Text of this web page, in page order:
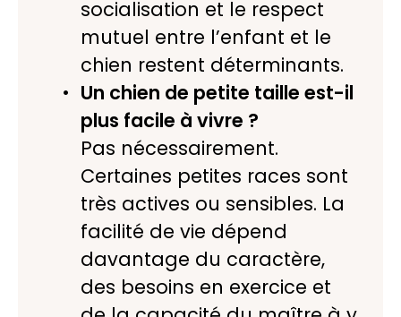
socialisation et le respect
mutuel entre l’enfant et le
chien restent déterminants.
Un chien de petite taille est-il
plus facile à vivre ?
Pas nécessairement.
Certaines petites races sont
très actives ou sensibles. La
facilité de vie dépend
davantage du caractère,
des besoins en exercice et